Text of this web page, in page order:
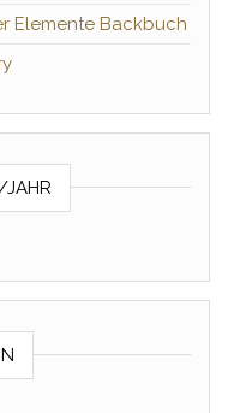
Elemente Backbuch
JAHR